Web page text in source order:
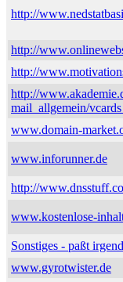
http://
http://
http://
http://
mail_allgemein/
www.domain-
www.inforunner.de
http://
www.kostenlose-
Sonstiges - paßt
www.gyrotwister.de